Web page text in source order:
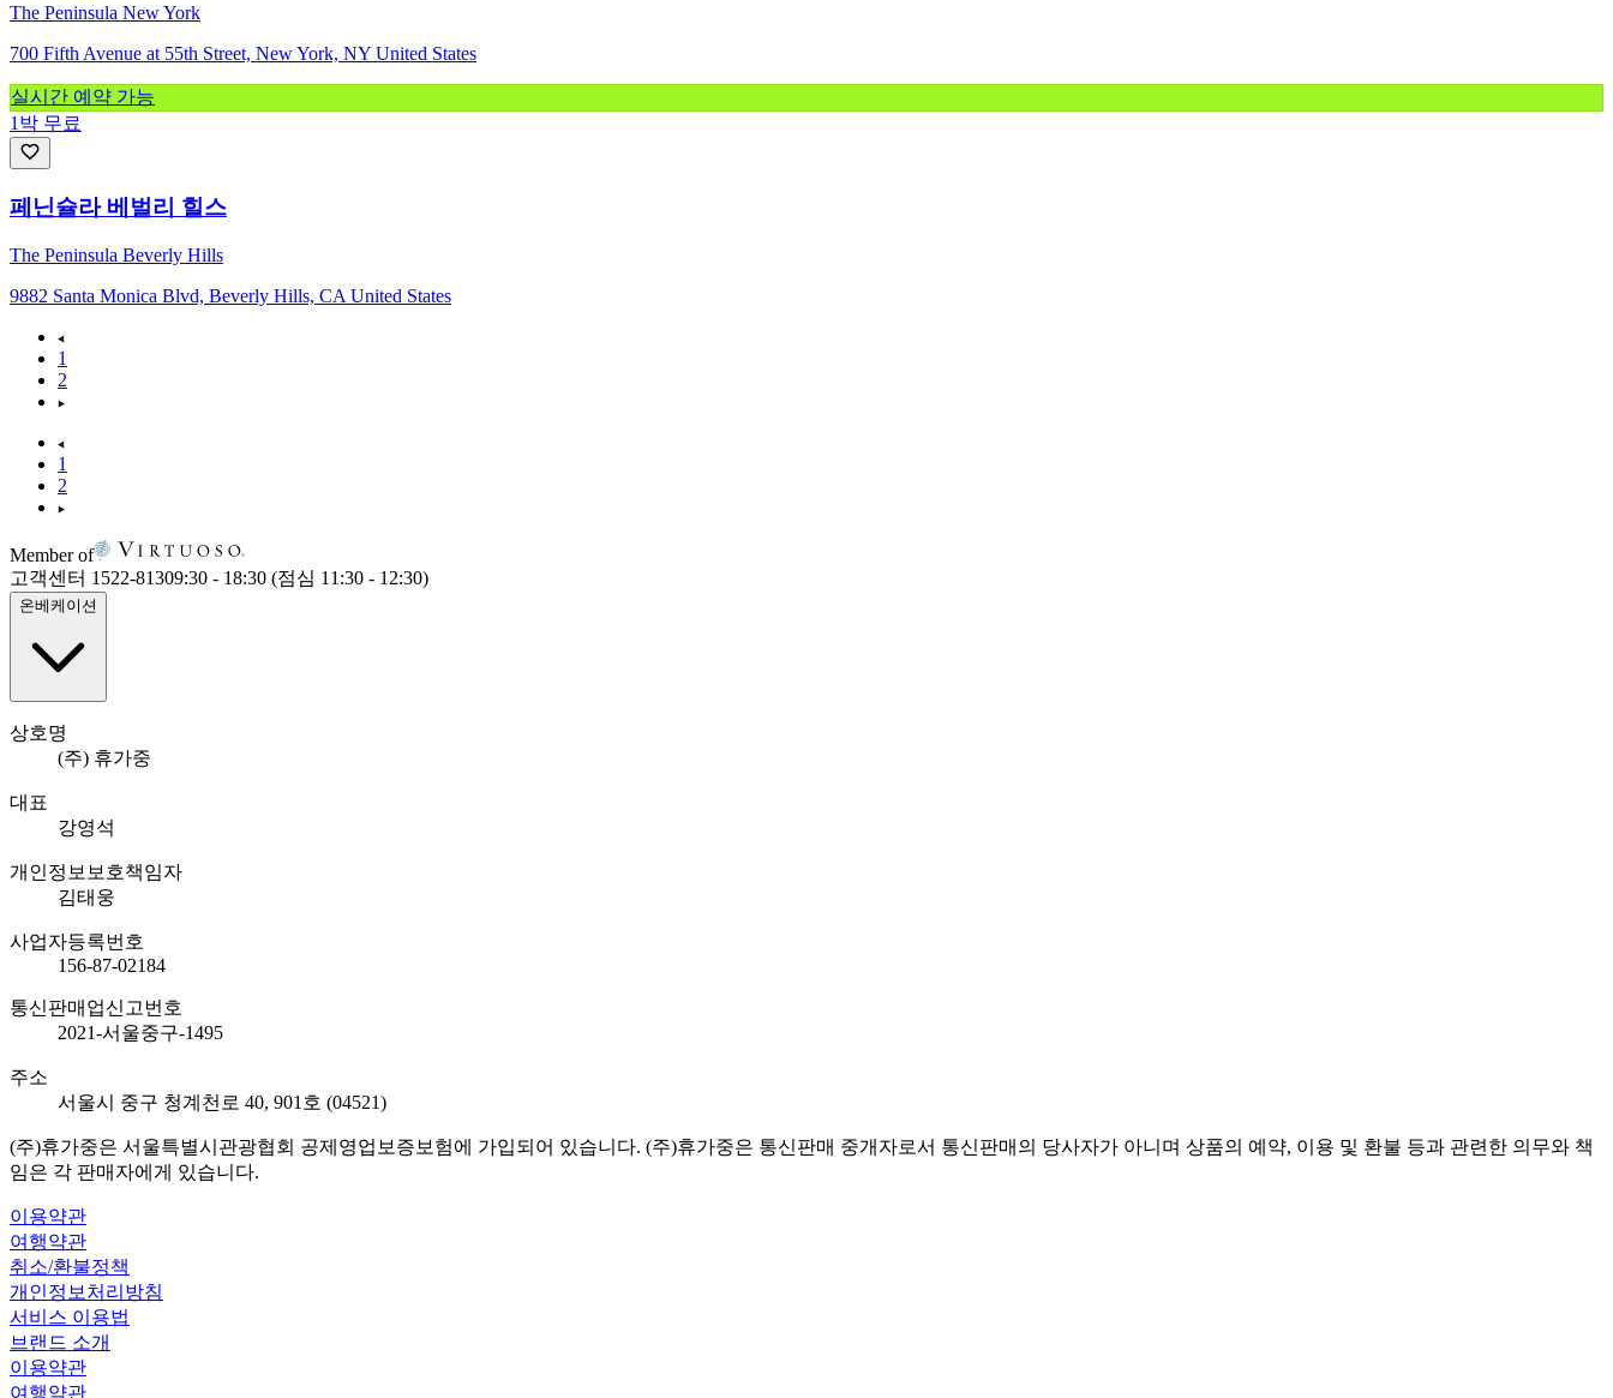
The Peninsula New York
700 Fifth Avenue at 55th Street, New York, NY United States
실시간 예약 가능
1박 무료
페닌슐라 베벌리 힐스
The Peninsula Beverly Hills
9882 Santa Monica Blvd, Beverly Hills, CA United States
1
2
1
2
Member of
고객센터 1522-81309:30 - 18:30 (점심 11:30 - 12:30)
온베케이션
상호명
(주) 휴가중
대표
강영석
개인정보보호책임자
김태웅
사업자등록번호
156-87-02184
통신판매업신고번호
2021-서울중구-1495
주소
서울시 중구 청계천로 40, 901호 (04521)
(주)휴가중은 서울특별시관광협회 공제영업보증보험에 가입되어 있습니다. (주)휴가중은 통신판매 중개자로서 통신판매의 당사자가 아니며 상품의 예약, 이용 및 환불 등과 관련한 의무와 책
임은 각 판매자에게 있습니다.
이용약관
여행약관
취소/환불정책
개인정보처리방침
서비스 이용법
브랜드 소개
이용약관
여행약관